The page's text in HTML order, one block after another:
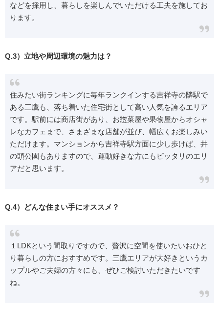
などを採用し、暮らしを楽しんでいただける工夫を施してお
ります。
Q.3）立地や周辺環境の魅力は？
住みたい街ランキングに毎年ランクインする吉祥寺の隣駅で
ある三鷹も、落ち着いた住宅街として高い人気を誇るエリア
です。駅前には商店街があり、お惣菜屋や果物屋からオシャ
レなカフェまで、さまざまな店舗が並び、幅広くお楽しみい
ただけます。マンションから吉祥寺駅方面に少し歩けば、井
の頭公園もありますので、運動好きな方にもピッタリのエリ
アだと思います。
Q.4）どんな住まい手にオススメ？
１LDKという間取りですので、贅沢に空間を使いたいおひと
り暮らしの方におすすめです。三鷹エリアが大好きというカ
ップルやご夫婦の方々にも、ぜひご検討いただきたいです
ね。